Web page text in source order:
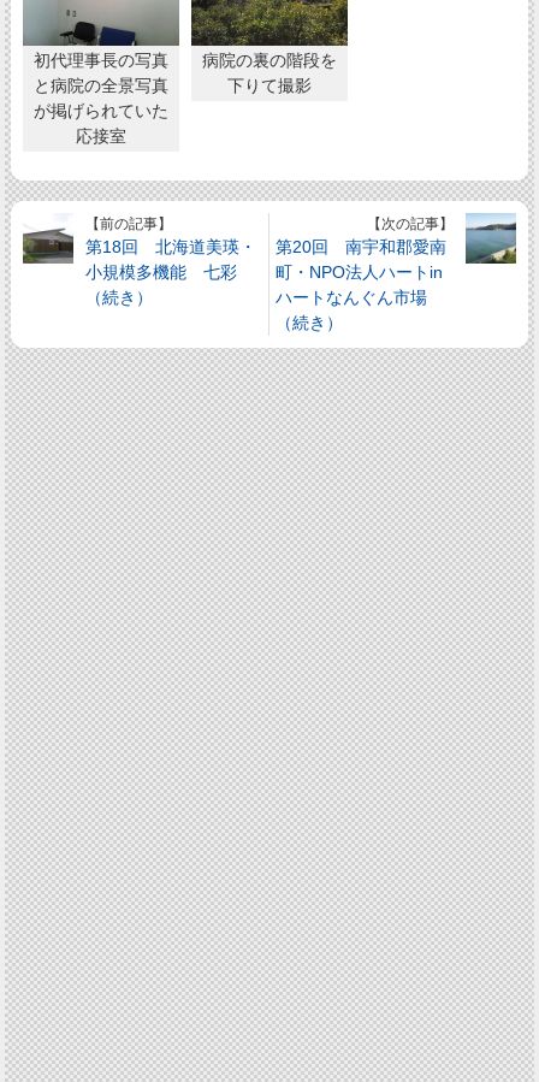
初代理事長の写真
と病院の全景写真
が掲げられていた
応接室
病院の裏の階段を
下りて撮影
【前の記事】
第18回 北海道美瑛・
小規模多機能 七彩
（続き）
【次の記事】
第20回 南宇和郡愛南
町・NPO法人ハートin
ハートなんぐん市場
（続き）